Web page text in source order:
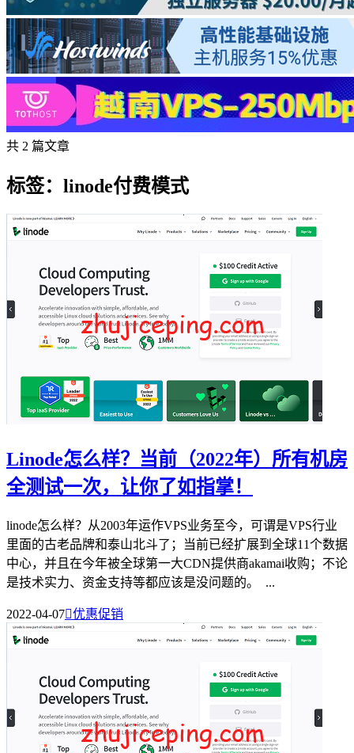
共 2 篇文章
标签：linode付费模式
Linode怎么样？当前（2022年）所有机房
全测试一次，让你了如指掌！
linode怎么样？从2003年运作VPS业务至今，可谓是VPS行业
里面的古老品牌和泰山北斗了；当前已经扩展到全球11个数据
中心，并且在今年被全球第一大CDN提供商akamai收购；不论
是技术实力、资金支持等都应该是没问题的。 ...
2022-04-07优惠促销